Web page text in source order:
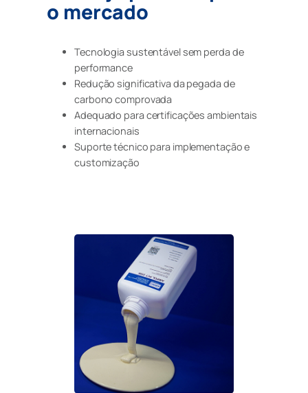
o mercado
Tecnologia sustentável sem perda de
performance
Redução significativa da pegada de
carbono comprovada
Adequado para certificações ambientais
internacionais
Suporte técnico para implementação e
customização